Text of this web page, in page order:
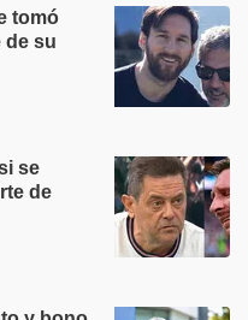
tomó
de su
se
de